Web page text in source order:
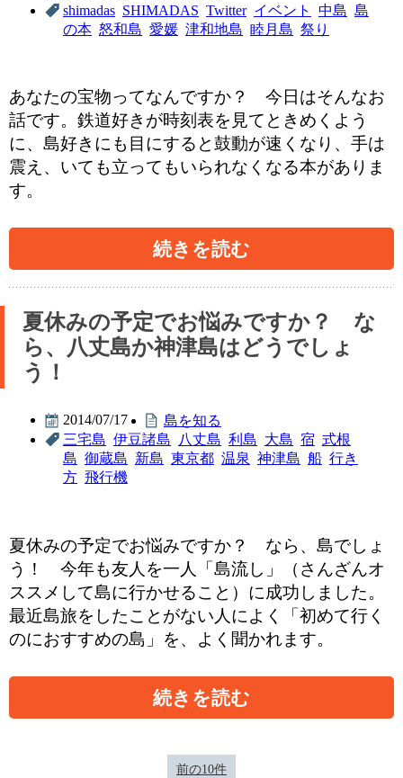
shimadas SHIMADAS Twitter イベント 中島 島
の本 怒和島 愛媛 津和地島 睦月島 祭り
あなたの宝物ってなんですか？ 今日はそんなお
話です。鉄道好きが時刻表を見てときめくよう
に、島好きにも目にすると鼓動が速くなり、手は
震え、いても立ってもいられなくなる本がありま
す。
続きを読む
夏休みの予定でお悩みですか？ な
ら、八丈島か神津島はどうでしょ
う！
2014/07/17
島を知る
三宅島 伊豆諸島 八丈島 利島 大島 宿 式根
島 御蔵島 新島 東京都 温泉 神津島 船 行き
方 飛行機
夏休みの予定でお悩みですか？ なら、島でしょ
う！ 今年も友人を一人「島流し」（さんざんオ
ススメして島に行かせること）に成功しました。
最近島旅をしたことがない人によく「初めて行く
のにおすすめの島」を、よく聞かれます。
続きを読む
前の10件